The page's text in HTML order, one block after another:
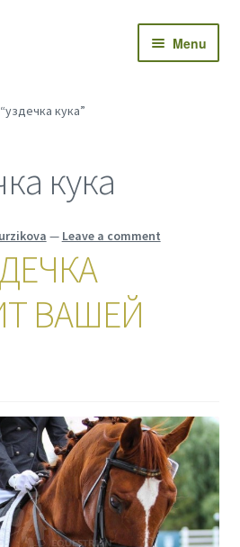
Menu
кука”
кука
— Leave a comment
ВАШЕЙ